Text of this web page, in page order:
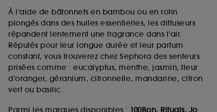
À l’aide de bâtonnets en bambou ou en rotin
plongés dans des huiles essentielles, les diffuseurs
répandent lentement une fragrance dans l’air.
Réputés pour leur longue durée et leur parfum
constant, vous trouverez chez Sephora des senteurs
prisées comme : eucalyptus, menthe, jasmin, fleur
d’oranger, géranium, citronnelle, mandarine, citron
vert ou basilic.
Parmi les marques disponibles : 100Bon, Rituals, Jo